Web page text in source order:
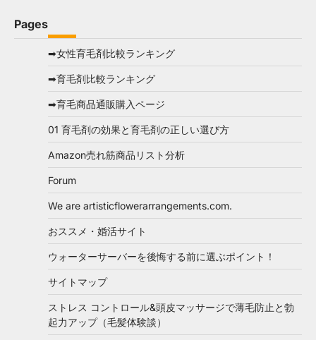
Pages
➡女性育毛剤比較ランキング
➡育毛剤比較ランキング
➡育毛商品通販購入ページ
01 育毛剤の効果と育毛剤の正しい選び方
Amazon売れ筋商品リスト分析
Forum
We are artisticflowerarrangements.com.
おススメ・婚活サイト
ウォーターサーバーを後悔する前に選ぶポイント！
サイトマップ
ストレス コントロール&頭皮マッサージで薄毛防止と勃
起力アップ（毛髪体験談）